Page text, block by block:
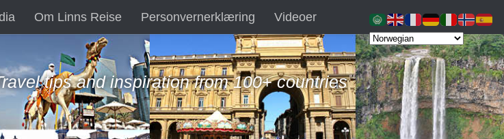
Om Linns Reise Personvernerklæring Videoer
tips and inspiration from 100+ countries